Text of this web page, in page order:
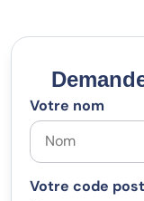
Votre nom
Votre code